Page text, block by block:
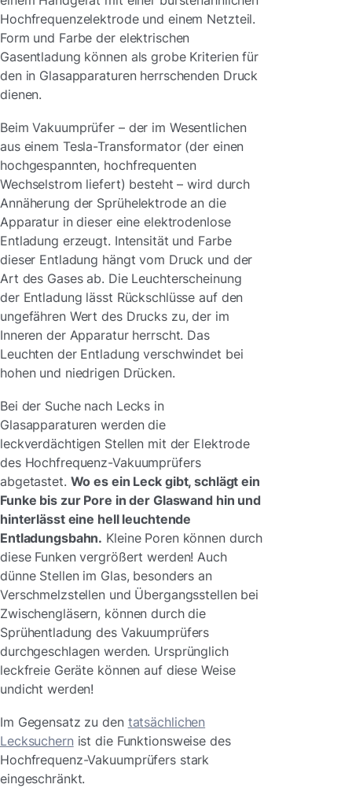
Hochfrequenzelektrode und einem Netzteil.
Form und Farbe der elektrischen
Gasentladung können als grobe Kriterien für
den in Glasapparaturen herrschenden Druck
dienen.
Beim Vakuumprüfer – der im Wesentlichen
aus einem Tesla-Transformator (der einen
hochgespannten, hochfrequenten
Wechselstrom liefert) besteht – wird durch
Annäherung der Sprühelektrode an die
Apparatur in dieser eine elektrodenlose
Entladung erzeugt. Intensität und Farbe
dieser Entladung hängt vom Druck und der
Art des Gases ab. Die Leuchterscheinung
der Entladung lässt Rückschlüsse auf den
ungefähren Wert des Drucks zu, der im
Inneren der Apparatur herrscht. Das
Leuchten der Entladung verschwindet bei
hohen und niedrigen Drücken.
Bei der Suche nach Lecks in
Glasapparaturen werden die
leckverdächtigen Stellen mit der Elektrode
des Hochfrequenz-Vakuumprüfers
abgetastet. Wo es ein Leck gibt, schlägt ein
Funke bis zur Pore in der Glaswand hin und
hinterlässt eine hell leuchtende
Entladungsbahn. Kleine Poren können durch
diese Funken vergrößert werden! Auch
dünne Stellen im Glas, besonders an
Verschmelzstellen und Übergangsstellen bei
Zwischengläsern, können durch die
Sprühentladung des Vakuumprüfers
durchgeschlagen werden. Ursprünglich
leckfreie Geräte können auf diese Weise
undicht werden!
Im Gegensatz zu den tatsächlichen
Lecksuchern ist die Funktionsweise des
Hochfrequenz-Vakuumprüfers stark
eingeschränkt.